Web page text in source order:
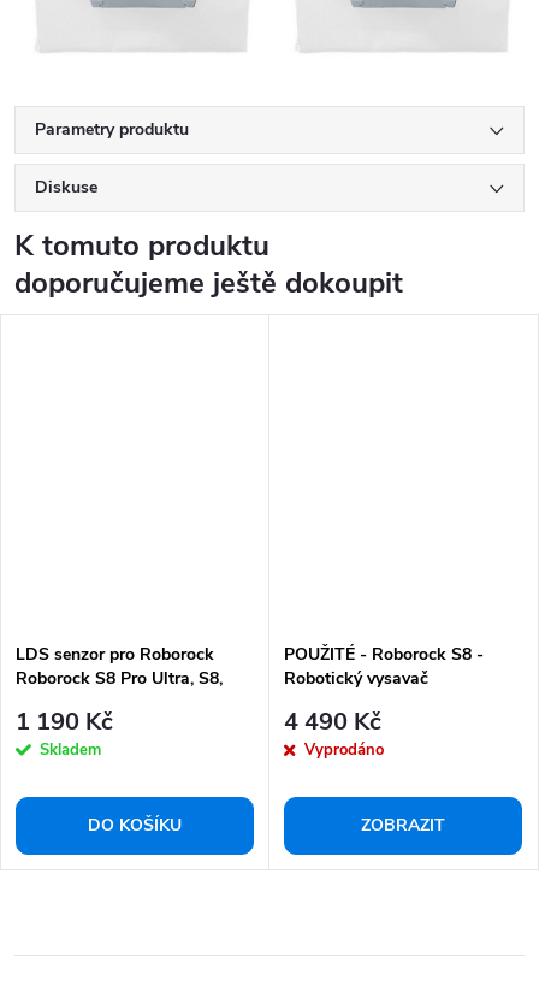
Parametry produktu
Diskuse
K tomuto produktu
doporučujeme ještě dokoupit
LDS senzor pro Roborock
Roborock S8 Pro Ultra, S8,
1 190 Kč
Skladem
DO KOŠÍKU
POUŽITÉ - Roborock S8 -
Robotický vysavač
4 490 Kč
Vyprodáno
ZOBRAZIT